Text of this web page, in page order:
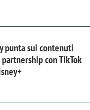
punta sui contenuti
con TikTok